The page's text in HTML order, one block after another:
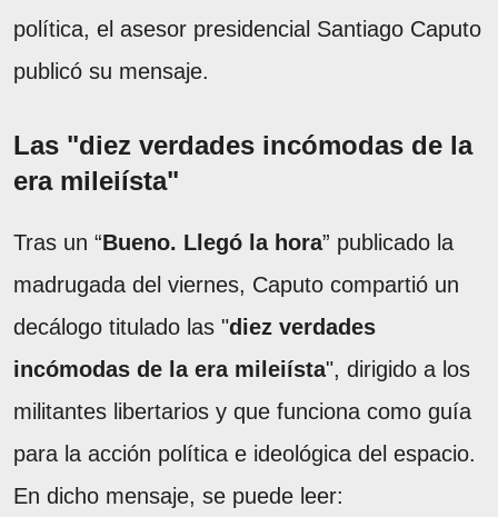
política, el asesor presidencial Santiago Caputo
publicó su mensaje.
Las "diez verdades incómodas de la
era mileiísta"
Tras un “Bueno. Llegó la hora” publicado la
madrugada del viernes, Caputo compartió un
decálogo titulado las "diez verdades
incómodas de la era mileiísta", dirigido a los
militantes libertarios y que funciona como guía
para la acción política e ideológica del espacio.
En dicho mensaje, se puede leer: